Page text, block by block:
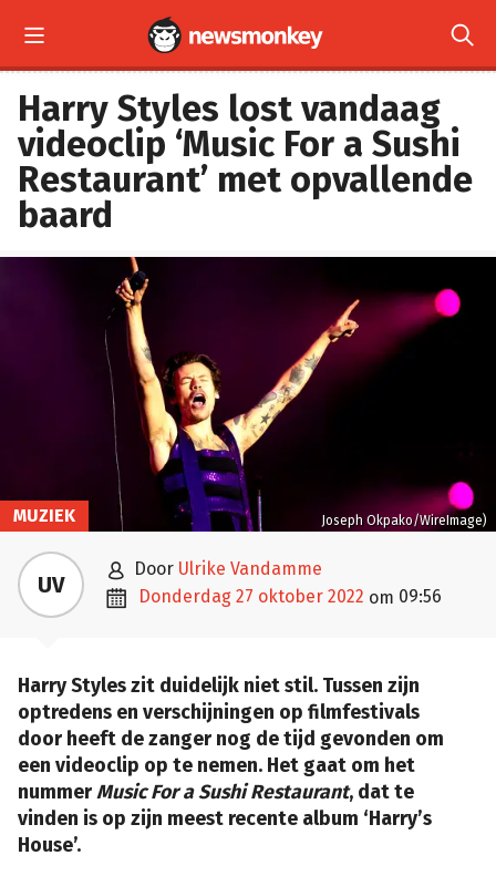
 
Harry Styles lost vandaag
videoclip ‘Music For a Sushi
Restaurant’ met opvallende
baard
Joseph Okpako/WireImage)
MUZIEK
UV  door Ulrike Vandamme
 donderdag 27 oktober 2022 om 09:56
Harry Styles zit duidelijk niet stil. Tussen zijn
optredens en verschijningen op filmfestivals
door heeft de zanger nog de tijd gevonden om
een videoclip op te nemen. Het gaat om het
nummerMusic For a Sushi Restaurant, dat te
vinden is op zijn meest recente album ‘Harry’s
House’.